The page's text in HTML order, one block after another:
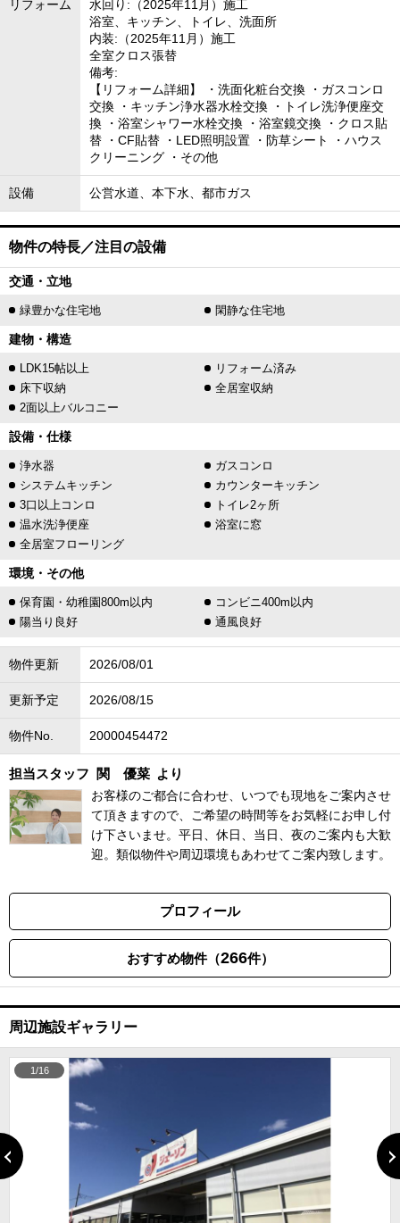
リフォーム
水回り:（2025年11月）施工
浴室、キッチン、トイレ、洗面所
内装:（2025年11月）施工
全室クロス張替
備考:
【リフォーム詳細】 ・洗面化粧台交換 ・ガスコンロ
交換 ・キッチン浄水器水栓交換 ・トイレ洗浄便座交
換 ・浴室シャワー水栓交換 ・浴室鏡交換 ・クロス貼
替 ・CF貼替 ・LED照明設置 ・防草シート ・ハウス
クリーニング ・その他
設備 公営水道、本下水、都市ガス
物件の特長／注目の設備
交通・立地
緑豊かな住宅地 閑静な住宅地
建物・構造
LDK15帖以上
リフォーム済み
床下収納
全居室収納
2面以上バルコニー
設備・仕様
浄水器
ガスコンロ
システムキッチン
カウンターキッチン
3口以上コンロ
トイレ2ヶ所
温水洗浄便座
浴室に窓
全居室フローリング
環境・その他
保育園・幼稚園800m以内
コンビニ400m以内
陽当り良好
通風良好
物件更新 2026/08/01
更新予定 2026/08/15
物件No. 20000454472
担当スタッフ 関 優菜 より
お客様のご都合に合わせ、いつでも現地をご案内させ
て頂きますので、ご希望の時間等をお気軽にお申し付
け下さいませ。平日、休日、当日、夜のご案内も大歓
迎。類似物件や周辺環境もあわせてご案内致します。
プロフィール
おすすめ物件（266件）
周辺施設ギャラリー
1/16